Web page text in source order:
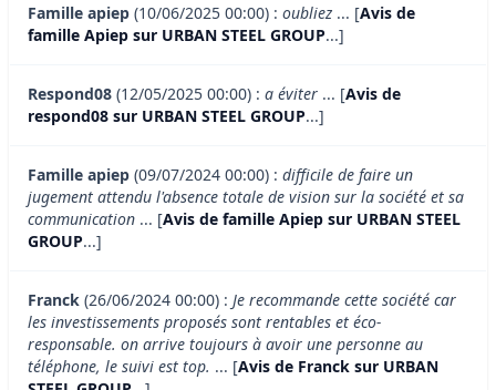
Famille apiep (10/06/2025 00:00) : oubliez ... [Avis de
famille Apiep sur URBAN STEEL GROUP...]
Respond08 (12/05/2025 00:00) : a éviter ... [Avis de
respond08 sur URBAN STEEL GROUP...]
Famille apiep (09/07/2024 00:00) : difficile de faire un
jugement attendu l'absence totale de vision sur la société et sa
communication ... [Avis de famille Apiep sur URBAN STEEL
GROUP...]
Franck (26/06/2024 00:00) : Je recommande cette société car
les investissements proposés sont rentables et éco-
responsable. on arrive toujours à avoir une personne au
téléphone, le suivi est top. ... [Avis de Franck sur URBAN